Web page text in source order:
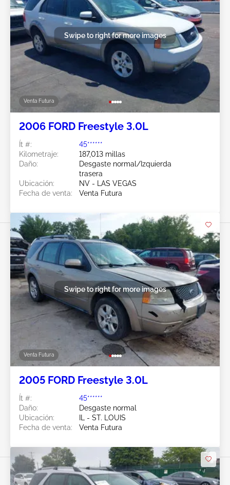
Venta Futura
Swipe to right for more images
2006 FORD Freestyle 3.0L
Ít #:
45******
Kilometraje:
187,013 millas
Daño:
Desgaste normal/Izquierda
trasera
Ubicación:
NV - LAS VEGAS
Fecha de venta:
Venta Futura
Venta Futura
Swipe to right for more images
2005 FORD Freestyle 3.0L
Ít #:
45******
Daño:
Desgaste normal
Ubicación:
IL - ST. LOUIS
Fecha de venta:
Venta Futura